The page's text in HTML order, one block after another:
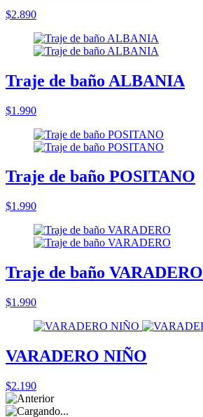
$2.890
Traje de baño ALBANIA
$1.990
Traje de baño POSITANO
$1.990
Traje de baño VARADERO
$1.990
VARADERO NIÑO
$2.190